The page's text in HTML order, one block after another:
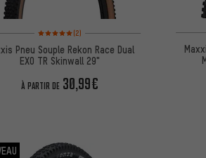
Note moyenne : 5 sur 5 d'après 2 avis
(2)
Pneu Souple Rekon Race Dual
EXO TR Skinwall 29"
À PARTIR DE 30,99€